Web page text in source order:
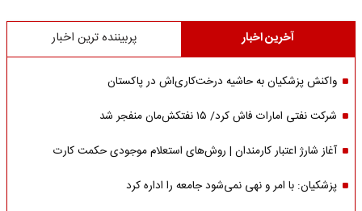
آخرین اخبار پربیننده ترین اخبار
واکنش پزشکیان به حاشیه درخت‌کاری‌اش در پاکستان
شرکت نفتی امارات فاش کرد/ ۱۵ نفتکش‌مان منفجر شد
آغاز شارژ اعتبار کارمندان | روش‌های استعلام موجودی حکمت کارت
پزشکیان: با امر و نهی نمی‌شود جامعه را اداره کرد